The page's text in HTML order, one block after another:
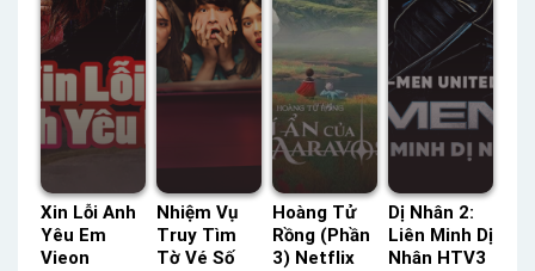
Xin Lỗi Anh
Yêu Em
Vieon
Nhiệm Vụ
Truy Tìm
Tờ Vé Số
Hoàng Tử
Rồng (Phần
3) Netflix
Dị Nhân 2:
Liên Minh Dị
Nhân HTV3